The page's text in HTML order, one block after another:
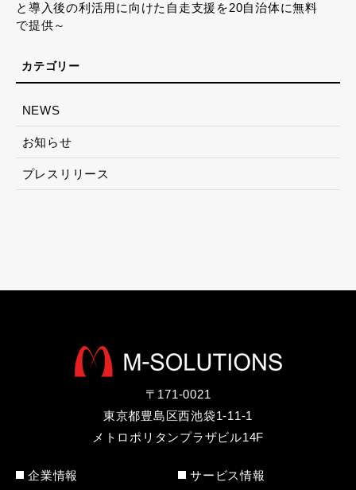
と導入後の利活用に向けた自走支援を20自治体に無料
で提供～
NEWS
お知らせ
プレスリリース
〒171-0021
東京都豊島区西池袋1-11-1
メトロポリタンプラザビル14F
企業情報 サービス情報